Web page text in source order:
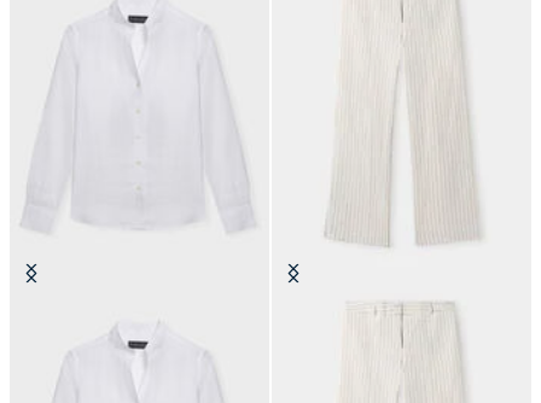
Slim Fit Leinenhemd mit
Pinstripe Leinenmischung Hose